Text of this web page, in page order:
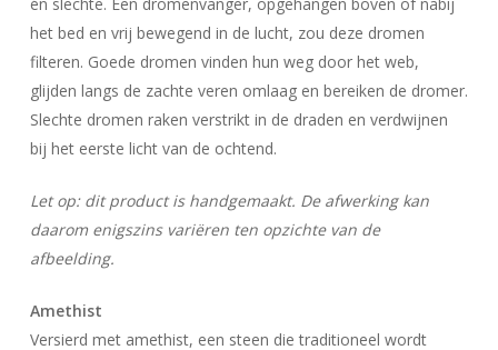
het bed en vrij bewegend in de lucht, zou deze dromen
filteren. Goede dromen vinden hun weg door het web,
glijden langs de zachte veren omlaag en bereiken de dromer.
Slechte dromen raken verstrikt in de draden en verdwijnen
bij het eerste licht van de ochtend.
Let op: dit product is handgemaakt. De afwerking kan
daarom enigszins variëren ten opzichte van de
afbeelding.
Amethist
Versierd met amethist, een steen die traditioneel wordt